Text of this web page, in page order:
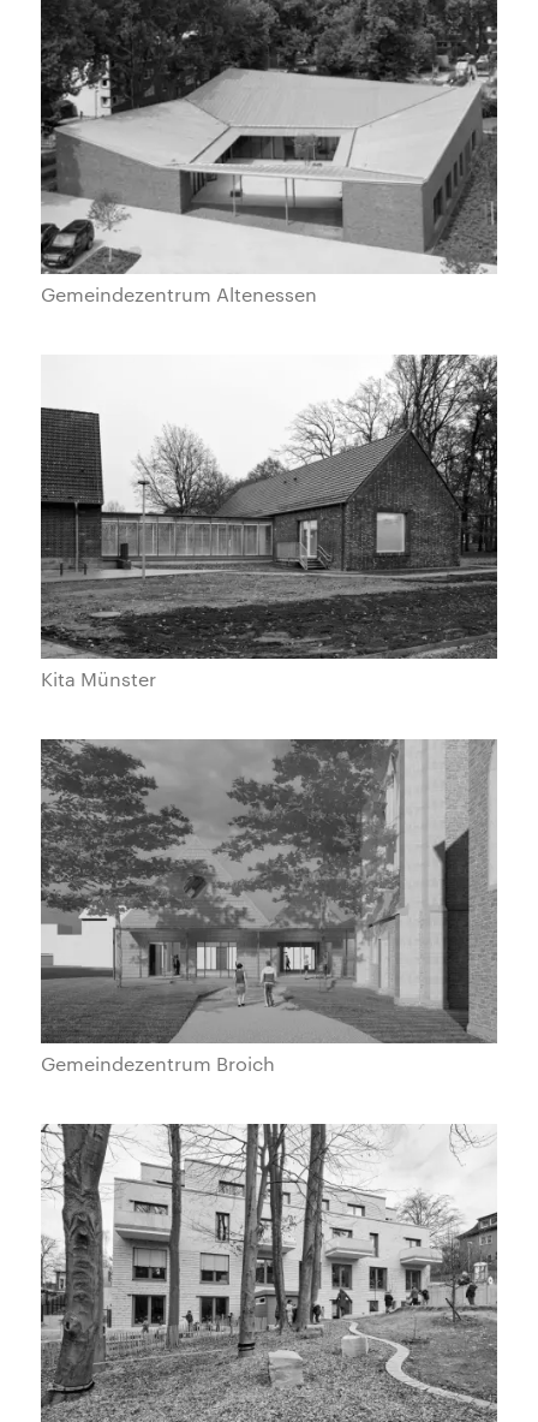
Gemeindezentrum Altenessen
Kita Münster
Gemeindezentrum Broich